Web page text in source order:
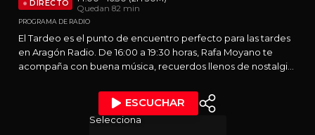
DIRECTO
Quedan 82 min
PROGRAMA DE RADIO
El Tardeo es el punto de encuentro perfecto para las tardes
en Aragón Radio. De 16:00 a 19:30 horas, Rafa Moyano te
acompaña con buena música, recuerdos llenos de nostalgia
los momentos del día: en plena siesta, de camino al trabajo o
disfrutando de un rato de relax. Dos horas y media de radio
que invitan a desconectar, sonreír y compartir.
ESCUCHAR
Selecciona